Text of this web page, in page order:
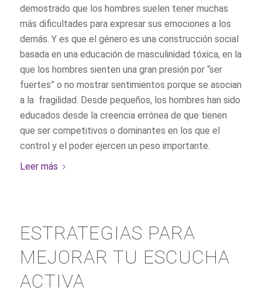
demostrado que los hombres suelen tener muchas
más dificultades para expresar sus emociones a los
demás. Y es que el género es una construcción social
basada en una educación de masculinidad tóxica, en la
que los hombres sienten una gran presión por “ser
fuertes” o no mostrar sentimientos porque se asocian
a la fragilidad. Desde pequeños, los hombres han sido
educados desde la creencia errónea de que tienen
que ser competitivos o dominantes en los que el
control y el poder ejercen un peso importante.
Leer más
ESTRATEGIAS PARA
MEJORAR TU ESCUCHA
ACTIVA